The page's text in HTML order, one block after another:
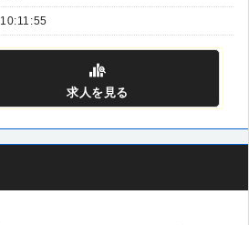
求人 を見る